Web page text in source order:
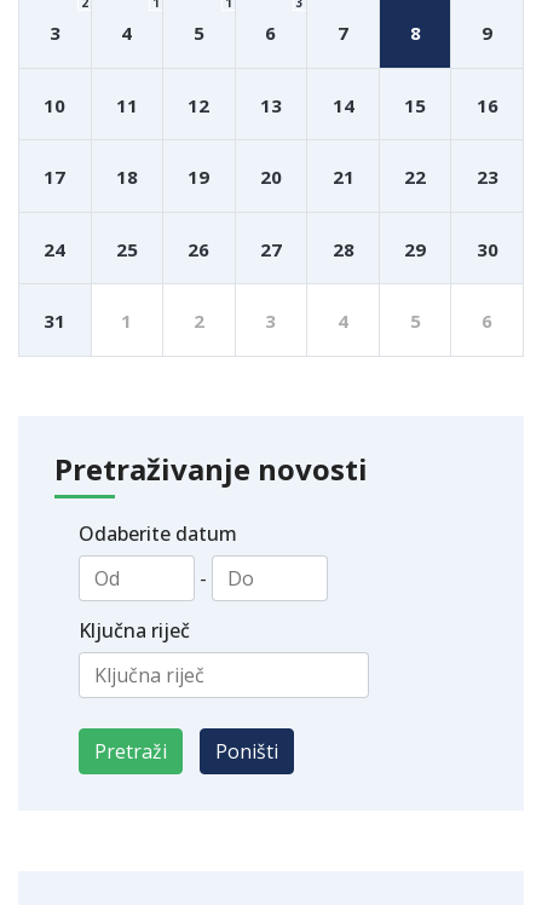
3 4 5 6 7 8 9
10 11 12 13 14 15 16
17 18 19 20 21 22 23
24 25 26 27 28 29 30
31 1 2 3 4 5 6
Pretraživanje novosti
Odaberite datum
-
Ključna riječ